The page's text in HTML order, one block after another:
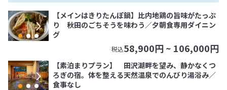
【メインはきりたんぽ鍋】比内地鶏の旨味がたっぷ
り 秋田のごちそうを味わう／夕朝食専用ダイニン
グ
税込58,900円 ~ 106,000円
【素泊まりプラン】 田沢湖畔を望み、静かなくつ
ろぎの宿。体を整える天然温泉でのんびり湯浴み／
食事なし